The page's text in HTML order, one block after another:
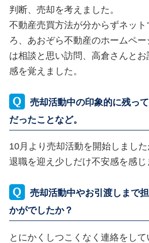
判断、売却を考えました。
不動産売買方法が分からずネット
ろ、あおぞら不動産のホームペ
は相談と思い訪問、高倉さんと
感を覚えました。
売却活動中の印象的に残っ
だったことなど。
10月より売却活動を開始しました
退職を迎え少しだけ不安感を感じ
売却活動中やお引渡しまで
かがでしたか？
とにかくしつこくなく連絡をし